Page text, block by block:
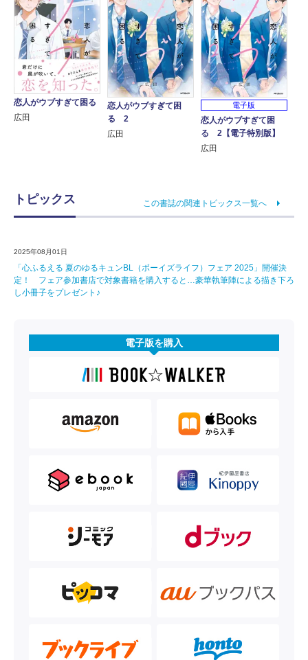
恋人がウブすぎて困る
広田
恋人がウブすぎて困
る 2
広田
電子版
恋人がウブすぎて困
る 2【電子特別版】
広田
トピックス この書誌の関連トピックス一覧へ
2025年08月01日
「心ふるえる 夏のゆるキュンBL（ボーイズライフ）フェア 2025」開催決
定！ フェア参加書店で対象書籍を購入すると…豪華執筆陣による描き下ろ
し小冊子をプレゼント♪
電子版を購入